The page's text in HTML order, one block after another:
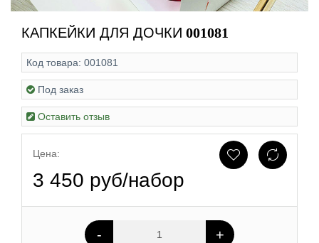
КАПКЕЙКИ ДЛЯ ДОЧКИ 001081
Код товара: 001081
Под заказ
Оставить отзыв
Цена:
3 450 руб/набор
- +